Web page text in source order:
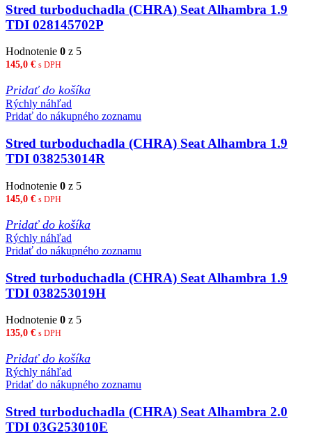
Stred turboduchadla (CHRA) Seat Alhambra 1.9
TDI 028145702P
Hodnotenie 0 z 5
145,0 € s DPH
Pridať do košíka
Rýchly náhľad
Pridať do nákupného zoznamu
Stred turboduchadla (CHRA) Seat Alhambra 1.9
TDI 038253014R
Hodnotenie 0 z 5
145,0 € s DPH
Pridať do košíka
Rýchly náhľad
Pridať do nákupného zoznamu
Stred turboduchadla (CHRA) Seat Alhambra 1.9
TDI 038253019H
Hodnotenie 0 z 5
135,0 € s DPH
Pridať do košíka
Rýchly náhľad
Pridať do nákupného zoznamu
Stred turboduchadla (CHRA) Seat Alhambra 2.0
TDI 03G253010E